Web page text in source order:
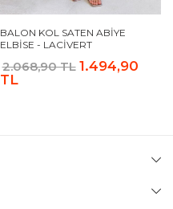
BALON KOL SATEN ABIYE
ELBISE - LACIVERT
2.068,90 TL 1.494,90
TL